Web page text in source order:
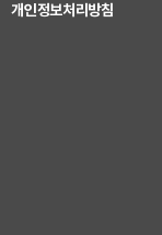
개인정보처리방침